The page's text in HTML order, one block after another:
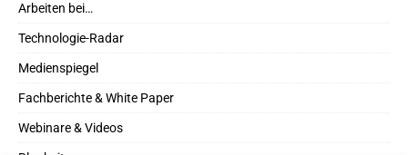
Arbeiten bei…
Technologie-Radar
Medienspiegel
Fachberichte & White Paper
Webinare & Videos